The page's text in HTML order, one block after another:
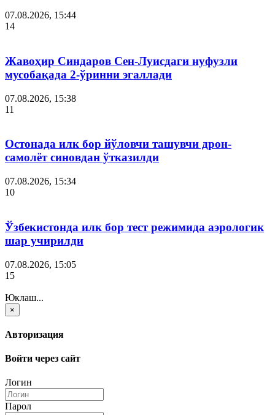
07.08.2026, 15:44
14
Жавоҳир Синдаров Сен-Луисдаги нуфузли
мусобақада 2-ўринни эгаллади
07.08.2026, 15:38
11
Остонада илк бор йўловчи ташувчи дрон-
самолёт синовдан ўтказилди
07.08.2026, 15:34
10
Ўзбекистонда илк бор тест режимида аэрологик
шар учирилди
07.08.2026, 15:05
15
Юклаш...
×
Авторизация
Войти через сайт
Логин
Парол